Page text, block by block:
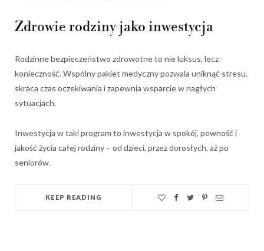
Zdrowie rodziny jako inwestycja
Rodzinne bezpieczeństwo zdrowotne to nie luksus, lecz
konieczność. Wspólny pakiet medyczny pozwala uniknąć stresu,
skraca czas oczekiwania i zapewnia wsparcie w nagłych
sytuacjach.
Inwestycja w taki program to inwestycja w spokój, pewność i
jakość życia całej rodziny – od dzieci, przez dorosłych, aż po
seniorów.
KEEP READING